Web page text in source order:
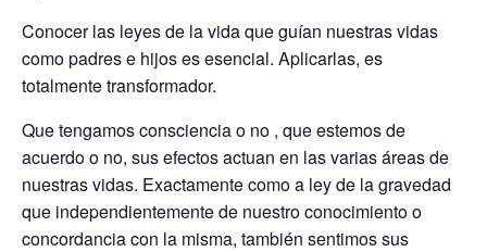
Conocer las leyes de la vida que guían nuestras vidas
como padres e hijos es esencial. Aplicarlas, es
totalmente transformador.
Que tengamos consciencia o no , que estemos de
acuerdo o no, sus efectos actuan en las varias áreas de
nuestras vidas. Exactamente como a ley de la gravedad
que independientemente de nuestro conocimiento o
concordancia con la misma, también sentimos sus